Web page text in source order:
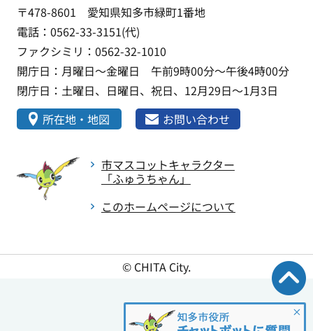
〒478-8601 愛知県知多市緑町1番地
電話：0562-33-3151(代)
ファクシミリ：0562-32-1010
開庁日：月曜日～金曜日 午前9時00分～午後4時00分
閉庁日：土曜日、日曜日、祝日、12月29日～1月3日
所在地・地図
お問い合わせ
市マスコットキャラクター
「ふゅうちゃん」
このホームページについて
© CHITA City.